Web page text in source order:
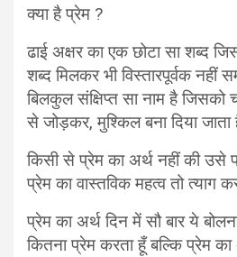
क्या है प्रेम ?
ढाई अक्षर का एक छोटा सा शब्द
शब्द मिलकर भी विस्तारपूर्वक
बिलकुल संक्षिप्त सा नाम है जिसको
से जोड़कर, मुश्किल बना दिया जाता
किसी से प्रेम का अर्थ नहीं की उसे
प्रेम का वास्तविक महत्व तो त्याग
प्रेम का अर्थ दिन में सौ बार ये
कितना प्रेम करता हूँ बल्कि प्रेम का